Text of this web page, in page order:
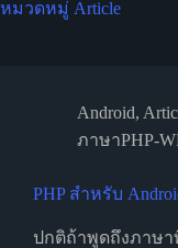
หมวดหมู่ Article
Android,
ภาษาPHP-
PHP สำหรับ
ปกติถ้าพูดถึงภาษ